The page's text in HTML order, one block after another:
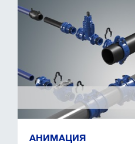
АНИМАЦИЯ